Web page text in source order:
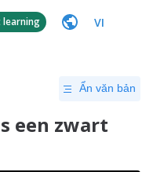
learning VI
Ẩn văn bản
een zwart